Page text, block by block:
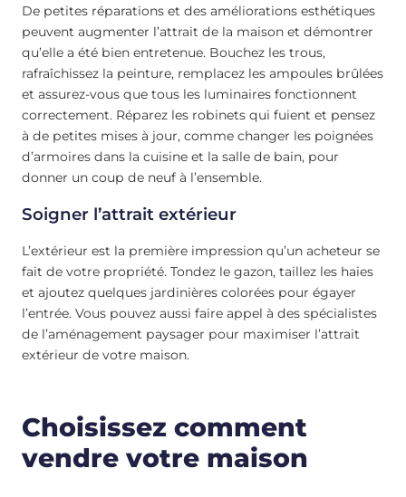
De petites réparations et des améliorations esthétiques
peuvent augmenter l’attrait de la maison et démontrer
qu’elle a été bien entretenue. Bouchez les trous,
rafraîchissez la peinture, remplacez les ampoules brûlées
et assurez-vous que tous les luminaires fonctionnent
correctement. Réparez les robinets qui fuient et pensez
à de petites mises à jour, comme changer les poignées
d’armoires dans la cuisine et la salle de bain, pour
donner un coup de neuf à l’ensemble.
Soigner l’attrait extérieur
L’extérieur est la première impression qu’un acheteur se
fait de votre propriété. Tondez le gazon, taillez les haies
et ajoutez quelques jardinières colorées pour égayer
l’entrée. Vous pouvez aussi faire appel à des spécialistes
de l’aménagement paysager pour maximiser l’attrait
extérieur de votre maison.
Choisissez comment
vendre votre maison